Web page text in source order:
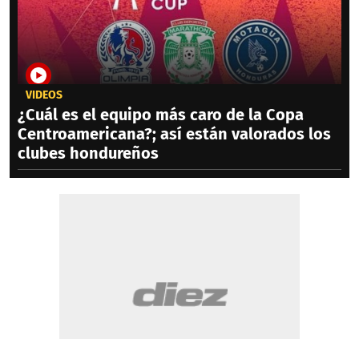
VIDEOS
¿Cuál es el equipo más caro de la Copa
Centroamericana?; así están valorados los
clubes hondureños